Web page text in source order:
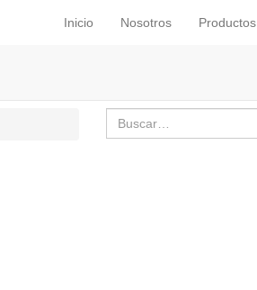
Inicio Nosotros Productos